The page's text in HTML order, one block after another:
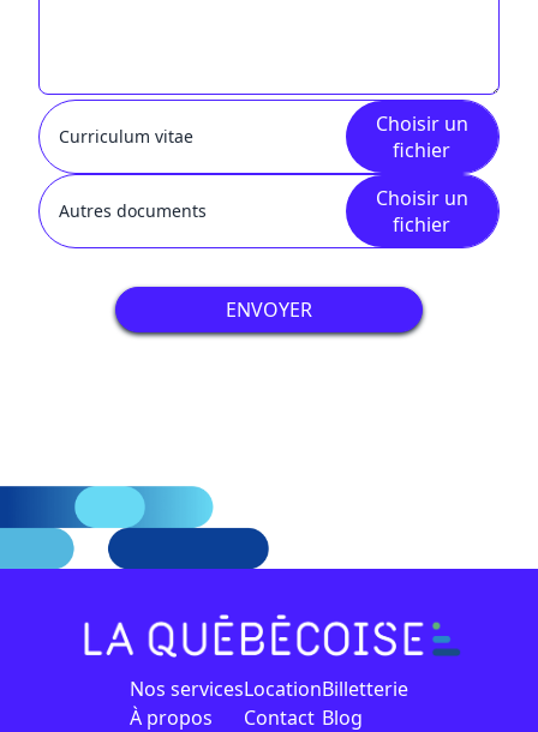
Curriculum vitae
Choisir un
fichier
Autres documents
Choisir un
fichier
ENVOYER
Nos services
À propos
Location
Contact
Billetterie
Blog